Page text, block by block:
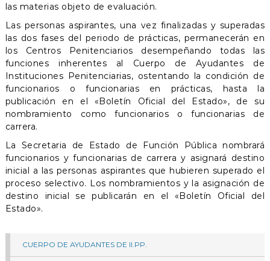
las materias objeto de evaluación.
Las personas aspirantes, una vez finalizadas y superadas
las dos fases del periodo de prácticas, permanecerán en
los Centros Penitenciarios desempeñando todas las
funciones inherentes al Cuerpo de Ayudantes de
Instituciones Penitenciarias, ostentando la condición de
funcionarios o funcionarias en prácticas, hasta la
publicación en el «Boletín Oficial del Estado», de su
nombramiento como funcionarios o funcionarias de
carrera.
La Secretaria de Estado de Función Pública nombrará
funcionarios y funcionarias de carrera y asignará destino
inicial a las personas aspirantes que hubieren superado el
proceso selectivo. Los nombramientos y la asignación de
destino inicial se publicarán en el «Boletín Oficial del
Estado».
CUERPO DE AYUDANTES DE II.PP.